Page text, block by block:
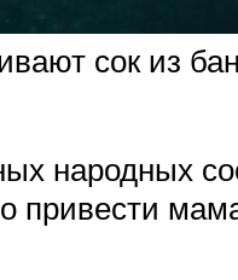
сок из
народных
привести